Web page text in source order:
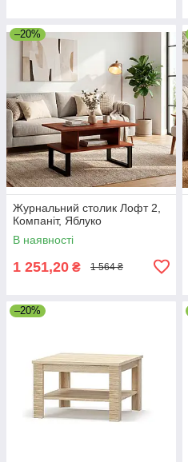
–20%
Журнальний столик Лофт 2,
Компаніт, Яблуко
В наявності
1 251,20 ₴ 1 564 ₴
–20%